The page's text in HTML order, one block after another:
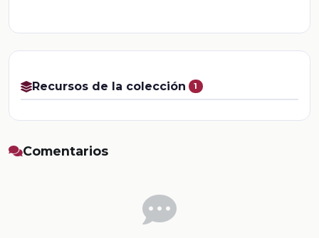
Recursos de la colección 1
Comentarios